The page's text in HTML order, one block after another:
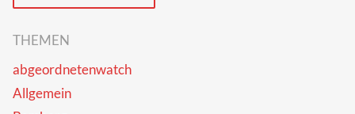
THEMEN
abgeordnetenwatch
Allgemein